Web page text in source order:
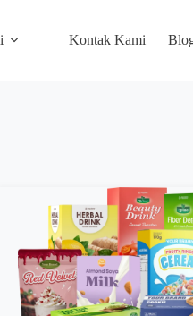
Kontak Kami